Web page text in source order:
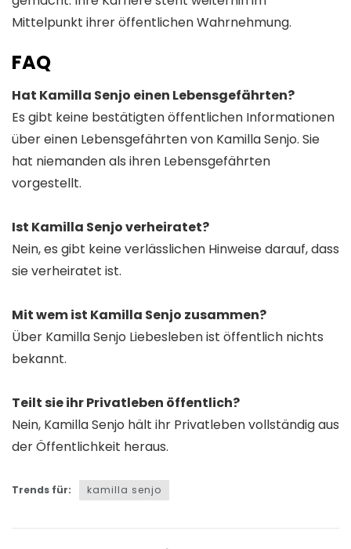
Mittelpunkt ihrer öffentlichen Wahrnehmung.
FAQ
Hat Kamilla Senjo einen Lebensgefährten?
Es gibt keine bestätigten öffentlichen Informationen
über einen Lebensgefährten von Kamilla Senjo. Sie
hat niemanden als ihren Lebensgefährten
vorgestellt.
Ist Kamilla Senjo verheiratet?
Nein, es gibt keine verlässlichen Hinweise darauf, dass
sie verheiratet ist.
Mit wem ist Kamilla Senjo zusammen?
Über Kamilla Senjo Liebesleben ist öffentlich nichts
bekannt.
Teilt sie ihr Privatleben öffentlich?
Nein, Kamilla Senjo hält ihr Privatleben vollständig aus
der Öffentlichkeit heraus.
Trends für: kamilla senjo